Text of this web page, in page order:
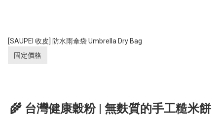
[SAUPEI 收皮] 防水雨傘袋 Umbrella Dry Bag
固定價格
🌾 台灣健康穀粉 | 無麩質的手工糙米餅